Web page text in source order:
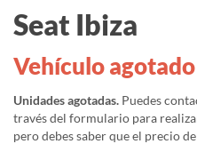
Seat Ibiza
Vehículo agotado
Unidades agotadas. Puedes
través del formulario para
pero debes saber que el precio